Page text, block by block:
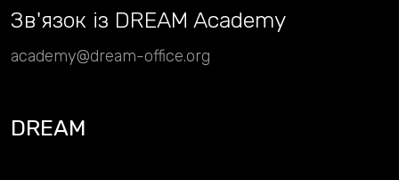
academy@dream-office.org
DREAM
Зв'язок із DREAM Academy